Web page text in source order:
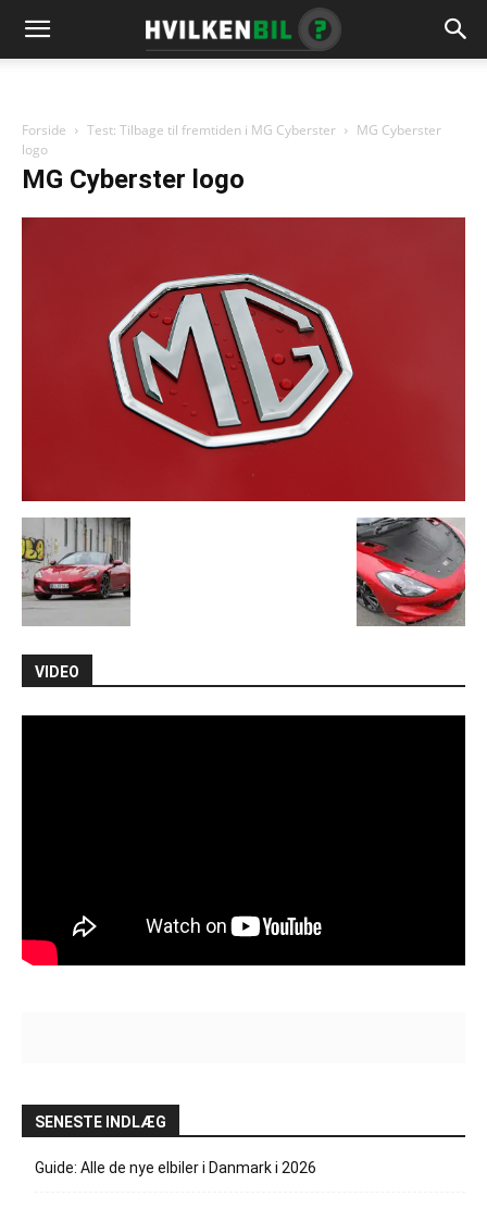
Forside Test: Tilbage til fremtiden i MG Cyberster
MG Cyberster
logo
MG Cyberster logo
VIDEO
SENESTE INDLÆG
Guide: Alle de nye elbiler i Danmark i 2026